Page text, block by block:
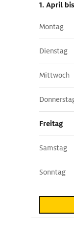
1. April
Montag
Dienstag
Mittwoch
Freitag
Samstag
Sonntag